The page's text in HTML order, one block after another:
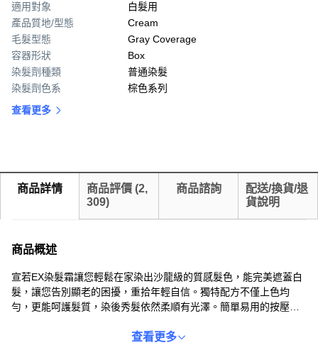
適用對象
白髮用
產品質地/型態
Cream
毛髮型態
Gray Coverage
容器形狀
Box
染髮劑種類
普通染髮
染髮劑色系
棕色系列
查看更多
商品詳情 商品評價 (2,
309)
商品諮詢
配送/換貨/退
貨說明
商品概述
宣若EX染髮霜讓您輕鬆在家染出沙龍級的質感髮色，能完美遮蓋白
髮，讓您告別顯老的困擾，重拾年輕自信。獨特配方不僅上色均
勻，更能呵護髮質，染後秀髮依然柔順有光澤。簡單易用的按壓式
包含1劑40g和2劑40g，足夠一次完整染髮，讓您在家也能享受專業
查看更多